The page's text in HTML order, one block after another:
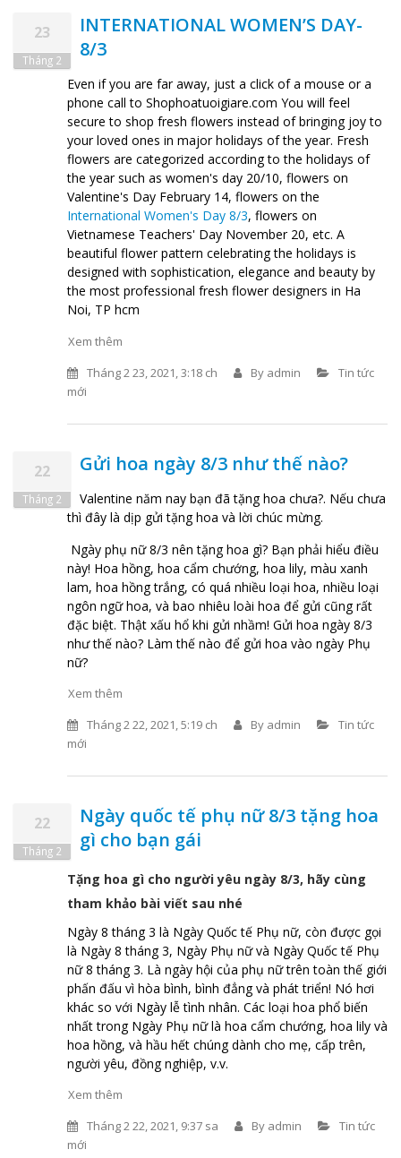
23
Tháng 2
INTERNATIONAL WOMEN’S DAY-
8/3
Even if you are far away, just a click of a mouse or a
phone call to Shophoatuoigiare.com You will feel
secure to shop fresh flowers instead of bringing joy to
your loved ones in major holidays of the year. Fresh
flowers are categorized according to the holidays of
the year such as women's day 20/10, flowers on
Valentine's Day February 14, flowers on the
International Women's Day 8/3, flowers on
Vietnamese Teachers' Day November 20, etc. A
beautiful flower pattern celebrating the holidays is
designed with sophistication, elegance and beauty by
the most professional fresh flower designers in Ha
Noi, TP hcm
Xem thêm
Tháng 2 23, 2021, 3:18 ch
By admin
Tin tức
mới
22
Tháng 2
Gửi hoa ngày 8/3 như thế nào?
Valentine năm nay bạn đã tặng hoa chưa?. Nếu chưa
thì đây là dịp gửi tặng hoa và lời chúc mừng.
Ngày phụ nữ 8/3 nên tặng hoa gì? Bạn phải hiểu điều
này! Hoa hồng, hoa cẩm chướng, hoa lily, màu xanh
lam, hoa hồng trắng, có quá nhiều loại hoa, nhiều loại
ngôn ngữ hoa, và bao nhiêu loài hoa để gửi cũng rất
đặc biệt. Thật xấu hổ khi gửi nhầm! Gửi hoa ngày 8/3
như thế nào? Làm thế nào để gửi hoa vào ngày Phụ
nữ?
Xem thêm
Tháng 2 22, 2021, 5:19 ch
By admin
Tin tức
mới
22
Tháng 2
Ngày quốc tế phụ nữ 8/3 tặng hoa
gì cho bạn gái
Tặng hoa gì cho người yêu ngày 8/3, hãy cùng
tham khảo bài viết sau nhé
Ngày 8 tháng 3 là Ngày Quốc tế Phụ nữ, còn được gọi
là Ngày 8 tháng 3, Ngày Phụ nữ và Ngày Quốc tế Phụ
nữ 8 tháng 3. Là ngày hội của phụ nữ trên toàn thế giới
phấn đấu vì hòa bình, bình đẳng và phát triển! Nó hơi
khác so với Ngày lễ tình nhân. Các loại hoa phổ biến
nhất trong Ngày Phụ nữ là hoa cẩm chướng, hoa lily và
hoa hồng, và hầu hết chúng dành cho mẹ, cấp trên,
người yêu, đồng nghiệp, v.v.
Xem thêm
Tháng 2 22, 2021, 9:37 sa
By admin
Tin tức
mới